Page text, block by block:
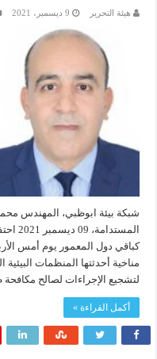
هيئة التحرير 9 ديسمبر، 2021
شبكة بيئة ابوظبي، المهندس محمد
كباقي دول المعمور يوم أمس
مناخية أحدثتها المنظمات البيئية
لتشجيع الإجراءات لصالح
أكمل القراءة »